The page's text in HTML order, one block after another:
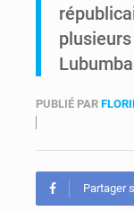
PUBLIÉ PAR
Partager